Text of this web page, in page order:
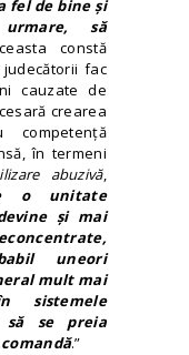
fel de bine și
să
constă
fac
cauzate de
crearea
în termeni
abuzivă,
o unitate
și mai
uneori
mult mai
sistemele
să se preia
.”